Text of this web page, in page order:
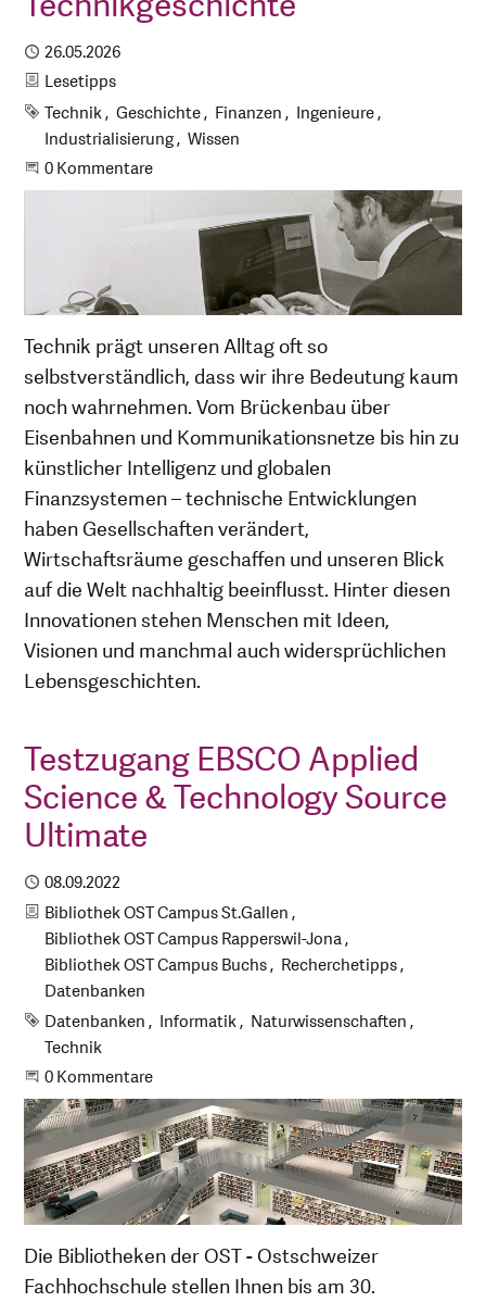
Publiziert
26.05.2026
Kategorie
Lesetipps
Schlagworte
Technik Geschichte Finanzen
Ingenieure
Industrialisierung
Wissen
Beginne eine Unterhaltung
0 Kommentare
Technik prägt unseren Alltag oft so
selbstverständlich, dass wir ihre Bedeutung kaum
noch wahrnehmen. Vom Brückenbau über
Eisenbahnen und Kommunikationsnetze bis hin zu
künstlicher Intelligenz und globalen
Finanzsystemen – technische Entwicklungen
haben Gesellschaften verändert,
Wirtschaftsräume geschaffen und unseren Blick
auf die Welt nachhaltig beeinflusst. Hinter diesen
Innovationen stehen Menschen mit Ideen,
Visionen und manchmal auch widersprüchlichen
Lebensgeschichten.
Testzugang EBSCO Applied
Science & Technology Source
Ultimate
Publiziert
08.09.2022
Kategorien
Bibliothek OST Campus St.Gallen
Bibliothek OST Campus Rapperswil-Jona
Bibliothek OST Campus Buchs
Recherchetipps
Datenbanken
Schlagworte
Datenbanken Informatik
Naturwissenschaften
Technik
Beginne eine Unterhaltung
0 Kommentare
Die Bibliotheken der OST - Ostschweizer
Fachhochschule stellen Ihnen bis am 30.